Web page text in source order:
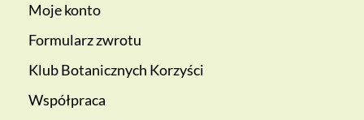
Moje konto
Formularz zwrotu
Klub Botanicznych Korzyści
Współpraca